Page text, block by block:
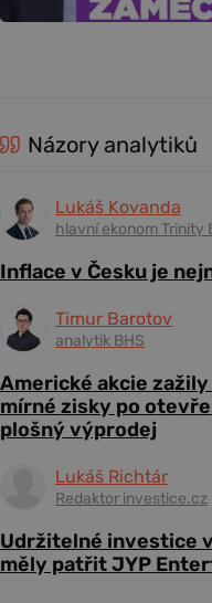
Názory analytiků
Lukáš Kovanda
hlavní ekonom Trinity
Inflace v Česku je
Timur Barotov
analytik BHS
Americké akcie
mírné zisky po
plošný výprodej
Lukáš Richtár
Redaktor investice.cz
Udržitelné investice
měly patřit JYP